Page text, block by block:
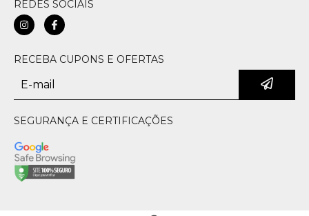
REDES SOCIAIS
RECEBA CUPONS E OFERTAS
SEGURANÇA E CERTIFICAÇÕES